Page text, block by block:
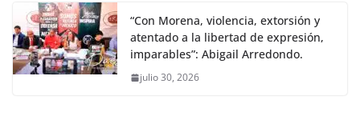
“Con Morena, violencia, extorsión y
atentado a la libertad de expresión,
imparables”: Abigail Arredondo.
julio 30, 2026